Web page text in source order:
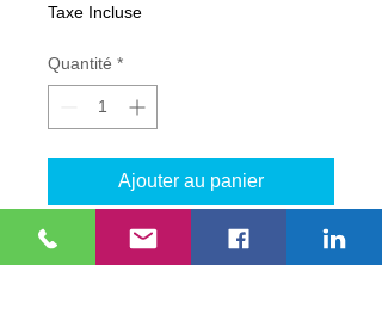
Taxe Incluse
Quantité *
Ajouter au panier
Ensemble Endo-MATE TC2 + iPEX II